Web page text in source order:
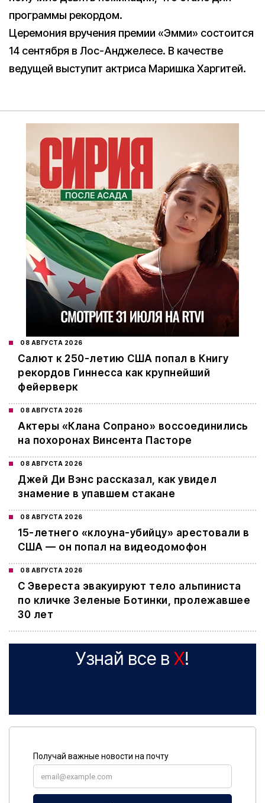
программы рекордом.
Церемония вручения премии «Эмми» состоится
14 сентября в Лос-Анджелесе. В качестве
ведущей выступит актриса Маришка Харгитей.
08 АВГУСТА 2026
Салют к 250-летию США попал в Книгу
рекордов Гиннесса как крупнейший
фейерверк
08 АВГУСТА 2026
Актеры «Клана Сопрано» воссоединились
на похоронах Винсента Пасторе
08 АВГУСТА 2026
Джей Ди Вэнс рассказал, как увидел
знамение в упавшем стакане
08 АВГУСТА 2026
15-летнего «клоуна-убийцу» арестовали в
США — он попал на видеодомофон
08 АВГУСТА 2026
С Эвереста эвакуируют тело альпиниста
по кличке Зеленые Ботинки, пролежавшее
30 лет
Узнай все в X!